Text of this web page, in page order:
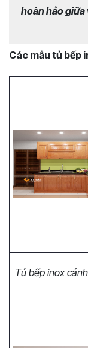
hoàn hảo
Các mẫu tủ bếp
Tủ bếp inox